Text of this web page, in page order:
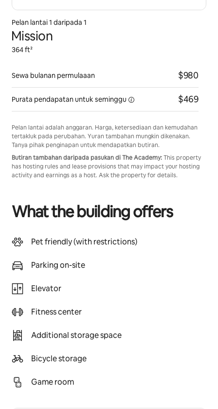
Pelan lantai 1 daripada 1
Mission
364 ft²
Sewa bulanan permulaaan $980
Purata pendapatanuntuk seminggu $469
Pelan lantai adalah anggaran. Harga, ketersediaan dan kemudahan
tertakluk pada perubahan. Yuran tambahan mungkin dikenakan.
Tanya pihak penginapan untuk mendapatkan butiran.
Butiran tambahan daripada pasukan di The Academy:This property
has hosting rules and lease provisions that may impact your hosting
activity and earnings as a host. Ask the property for details.
What the building offers
Pet friendly (with restrictions)
Parking on-site
Elevator
Fitness center
Additional storage space
Bicycle storage
Game room